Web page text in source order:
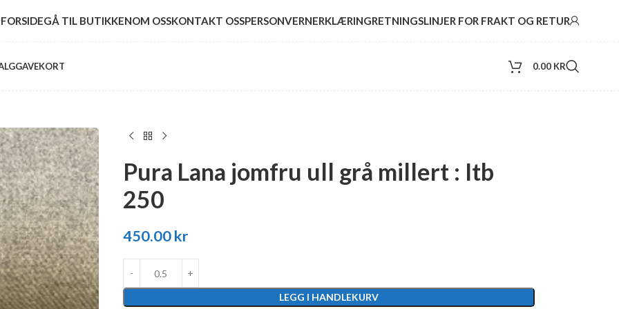
FORSIDEGÅ TIL BUTIKKENOM OSSKONTAKT OSSPERSONVERNERKLÆRINGRETNINGSLINJER FOR FRAKT OG RETUR
GAVEKORT 0.00 KR
Pura Lana jomfru ull grå millert : Itb
250
450.00kr
LEGG I HANDLEKURV